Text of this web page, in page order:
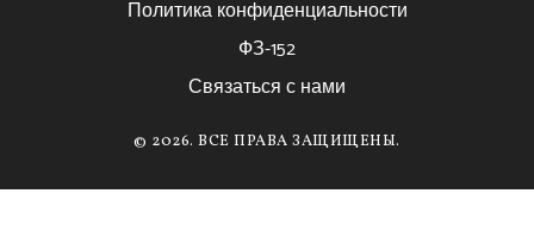
Политика конфиденциальности
ФЗ-152
Связаться с нами
© 2026. ВСЕ ПРАВА ЗАЩИЩЕНЫ.